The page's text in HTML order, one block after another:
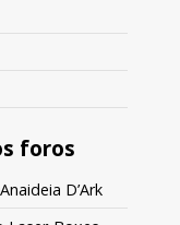
foros
Anaideia D’Ark